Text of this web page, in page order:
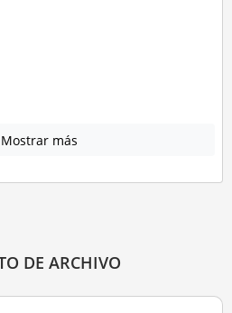
Mostrar más
DE ARCHIVO